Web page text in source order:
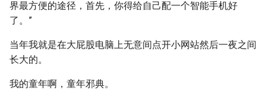
界最方便的途径，首先，你得给自己配一个智能手机好
了。”
当年我就是在大屁股电脑上无意间点开小网站然后一夜之间
长大的。
我的童年啊，童年邪典。